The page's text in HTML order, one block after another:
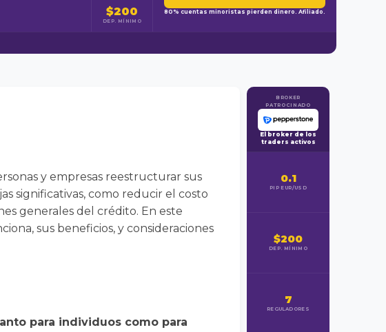
$200
DEP. MÍNIMO
80% cuentas minoristas pierden dinero. Afiliado.
y empresas reestructurar sus
significativas, como reducir el costo
generales del crédito. En este
sus beneficios, y consideraciones
para individuos como para
BROKER
PATROCINADO
El broker de los
traders activos
0.1
PIP EUR/USD
$200
DEP. MÍNIMO
7
REGULADORES